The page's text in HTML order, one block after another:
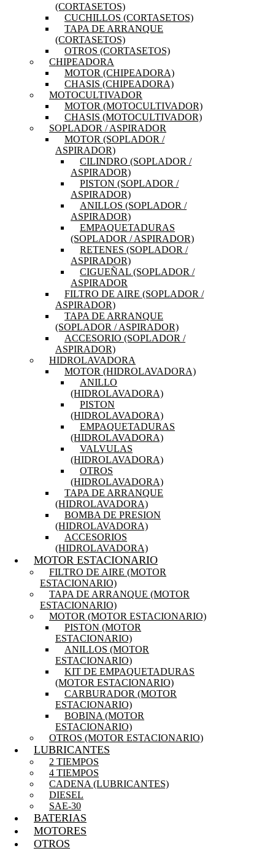
(CORTASETOS)
CUCHILLOS (CORTASETOS)
TAPA DE ARRANQUE
(CORTASETOS)
OTROS (CORTASETOS)
CHIPEADORA
MOTOR (CHIPEADORA)
CHASIS (CHIPEADORA)
MOTOCULTIVADOR
MOTOR (MOTOCULTIVADOR)
CHASIS (MOTOCULTIVADOR)
SOPLADOR / ASPIRADOR
MOTOR (SOPLADOR /
ASPIRADOR)
CILINDRO (SOPLADOR /
ASPIRADOR)
PISTON (SOPLADOR /
ASPIRADOR)
ANILLOS (SOPLADOR /
ASPIRADOR)
EMPAQUETADURAS
(SOPLADOR / ASPIRADOR)
RETENES (SOPLADOR /
ASPIRADOR)
CIGUEÑAL (SOPLADOR /
ASPIRADOR
FILTRO DE AIRE (SOPLADOR /
ASPIRADOR)
TAPA DE ARRANQUE
(SOPLADOR / ASPIRADOR)
ACCESORIO (SOPLADOR /
ASPIRADOR)
HIDROLAVADORA
MOTOR (HIDROLAVADORA)
ANILLO
(HIDROLAVADORA)
PISTON
(HIDROLAVADORA)
EMPAQUETADURAS
(HIDROLAVADORA)
VALVULAS
(HIDROLAVADORA)
OTROS
(HIDROLAVADORA)
TAPA DE ARRANQUE
(HIDROLAVADORA)
BOMBA DE PRESION
(HIDROLAVADORA)
ACCESORIOS
(HIDROLAVADORA)
MOTOR ESTACIONARIO
FILTRO DE AIRE (MOTOR
ESTACIONARIO)
TAPA DE ARRANQUE (MOTOR
ESTACIONARIO)
MOTOR (MOTOR ESTACIONARIO)
PISTON (MOTOR
ESTACIONARIO)
ANILLOS (MOTOR
ESTACIONARIO)
KIT DE EMPAQUETADURAS
(MOTOR ESTACIONARIO)
CARBURADOR (MOTOR
ESTACIONARIO)
BOBINA (MOTOR
ESTACIONARIO)
OTROS (MOTOR ESTACIONARIO)
LUBRICANTES
2 TIEMPOS
4 TIEMPOS
CADENA (LUBRICANTES)
DIESEL
SAE-30
BATERIAS
MOTORES
OTROS